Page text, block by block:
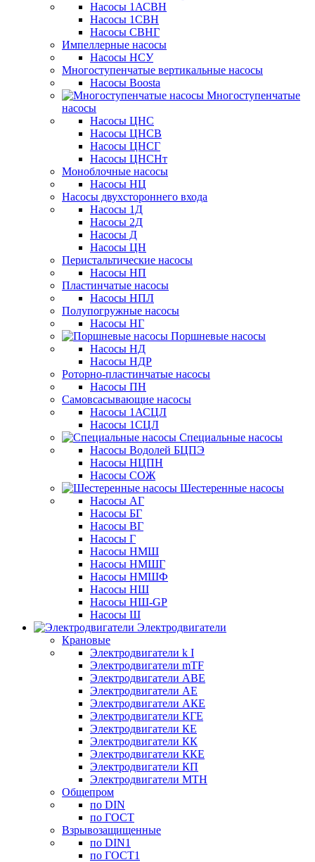
Насосы 1АСВН
Насосы 1СВН
Насосы СВНГ
Импеллерные насосы
Насосы НСУ
Многоступенчатые вертикальные насосы
Насосы Boosta
Многоступенчатые
насосы
Насосы ЦНС
Насосы ЦНСВ
Насосы ЦНСГ
Насосы ЦНСНт
Моноблочные насосы
Насосы НЦ
Насосы двухстороннего входа
Насосы 1Д
Насосы 2Д
Насосы Д
Насосы ЦН
Перистальтические насосы
Насосы НП
Пластинчатые насосы
Насосы НПЛ
Полупогружные насосы
Насосы НГ
Поршневые насосы
Насосы НД
Насосы НДР
Роторно-пластинчатые насосы
Насосы ПН
Самовсасывающие насосы
Насосы 1АСЦЛ
Насосы 1СЦЛ
Специальные насосы
Насосы Водолей БЦПЭ
Насосы НЦПН
Насосы СОЖ
Шестеренные насосы
Насосы АГ
Насосы БГ
Насосы ВГ
Насосы Г
Насосы НМШ
Насосы НМШГ
Насосы НМШФ
Насосы НШ
Насосы НШ-GP
Насосы Ш
Электродвигатели
Крановые
Электродвигатели k I
Электродвигатели mTF
Электродвигатели АВЕ
Электродвигатели АЕ
Электродвигатели АКЕ
Электродвигатели КГЕ
Электродвигатели КЕ
Электродвигатели КК
Электродвигатели ККЕ
Электродвигатели КП
Электродвигатели МТН
Общепром
по DIN
по ГОСТ
Взрывозащищенные
по DIN1
по ГОСТ1